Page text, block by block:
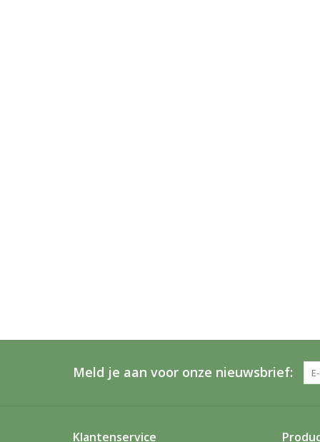
Meld je aan voor onze nieuwsbrief:
Klantenservice